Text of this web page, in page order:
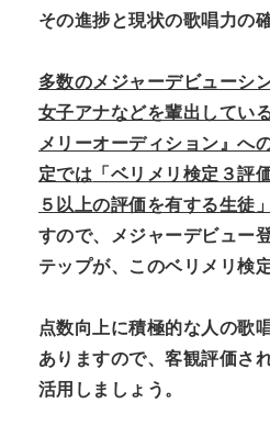
その進捗と現状の歌唱力の
多数のメジャーデビューシ
女子アナなどを輩出してい
メリーオーディション』へ
定では 「ベリメリ検定３評
５以上の評価を有する生徒
すので、
メジャーデビュー
テップが、このベリメリ検
点数向上に積極的な人の歌
ありますので、客観評価さ
活用しましょう。